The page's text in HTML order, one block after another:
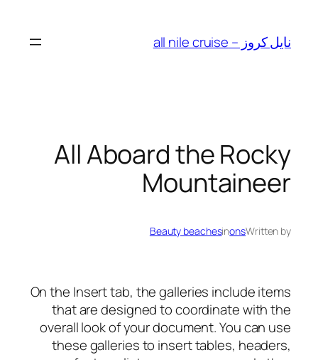
content
نايل كروز – all nile cruise
All Aboard the Rocky
Mountaineer
Written by
ons
in
Beauty beaches
On the Insert tab, the galleries include items
that are designed to coordinate with the
overall look of your document. You can use
these galleries to insert tables, headers,